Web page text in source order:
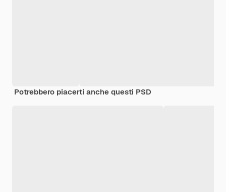
Potrebbero piacerti anche questi PSD